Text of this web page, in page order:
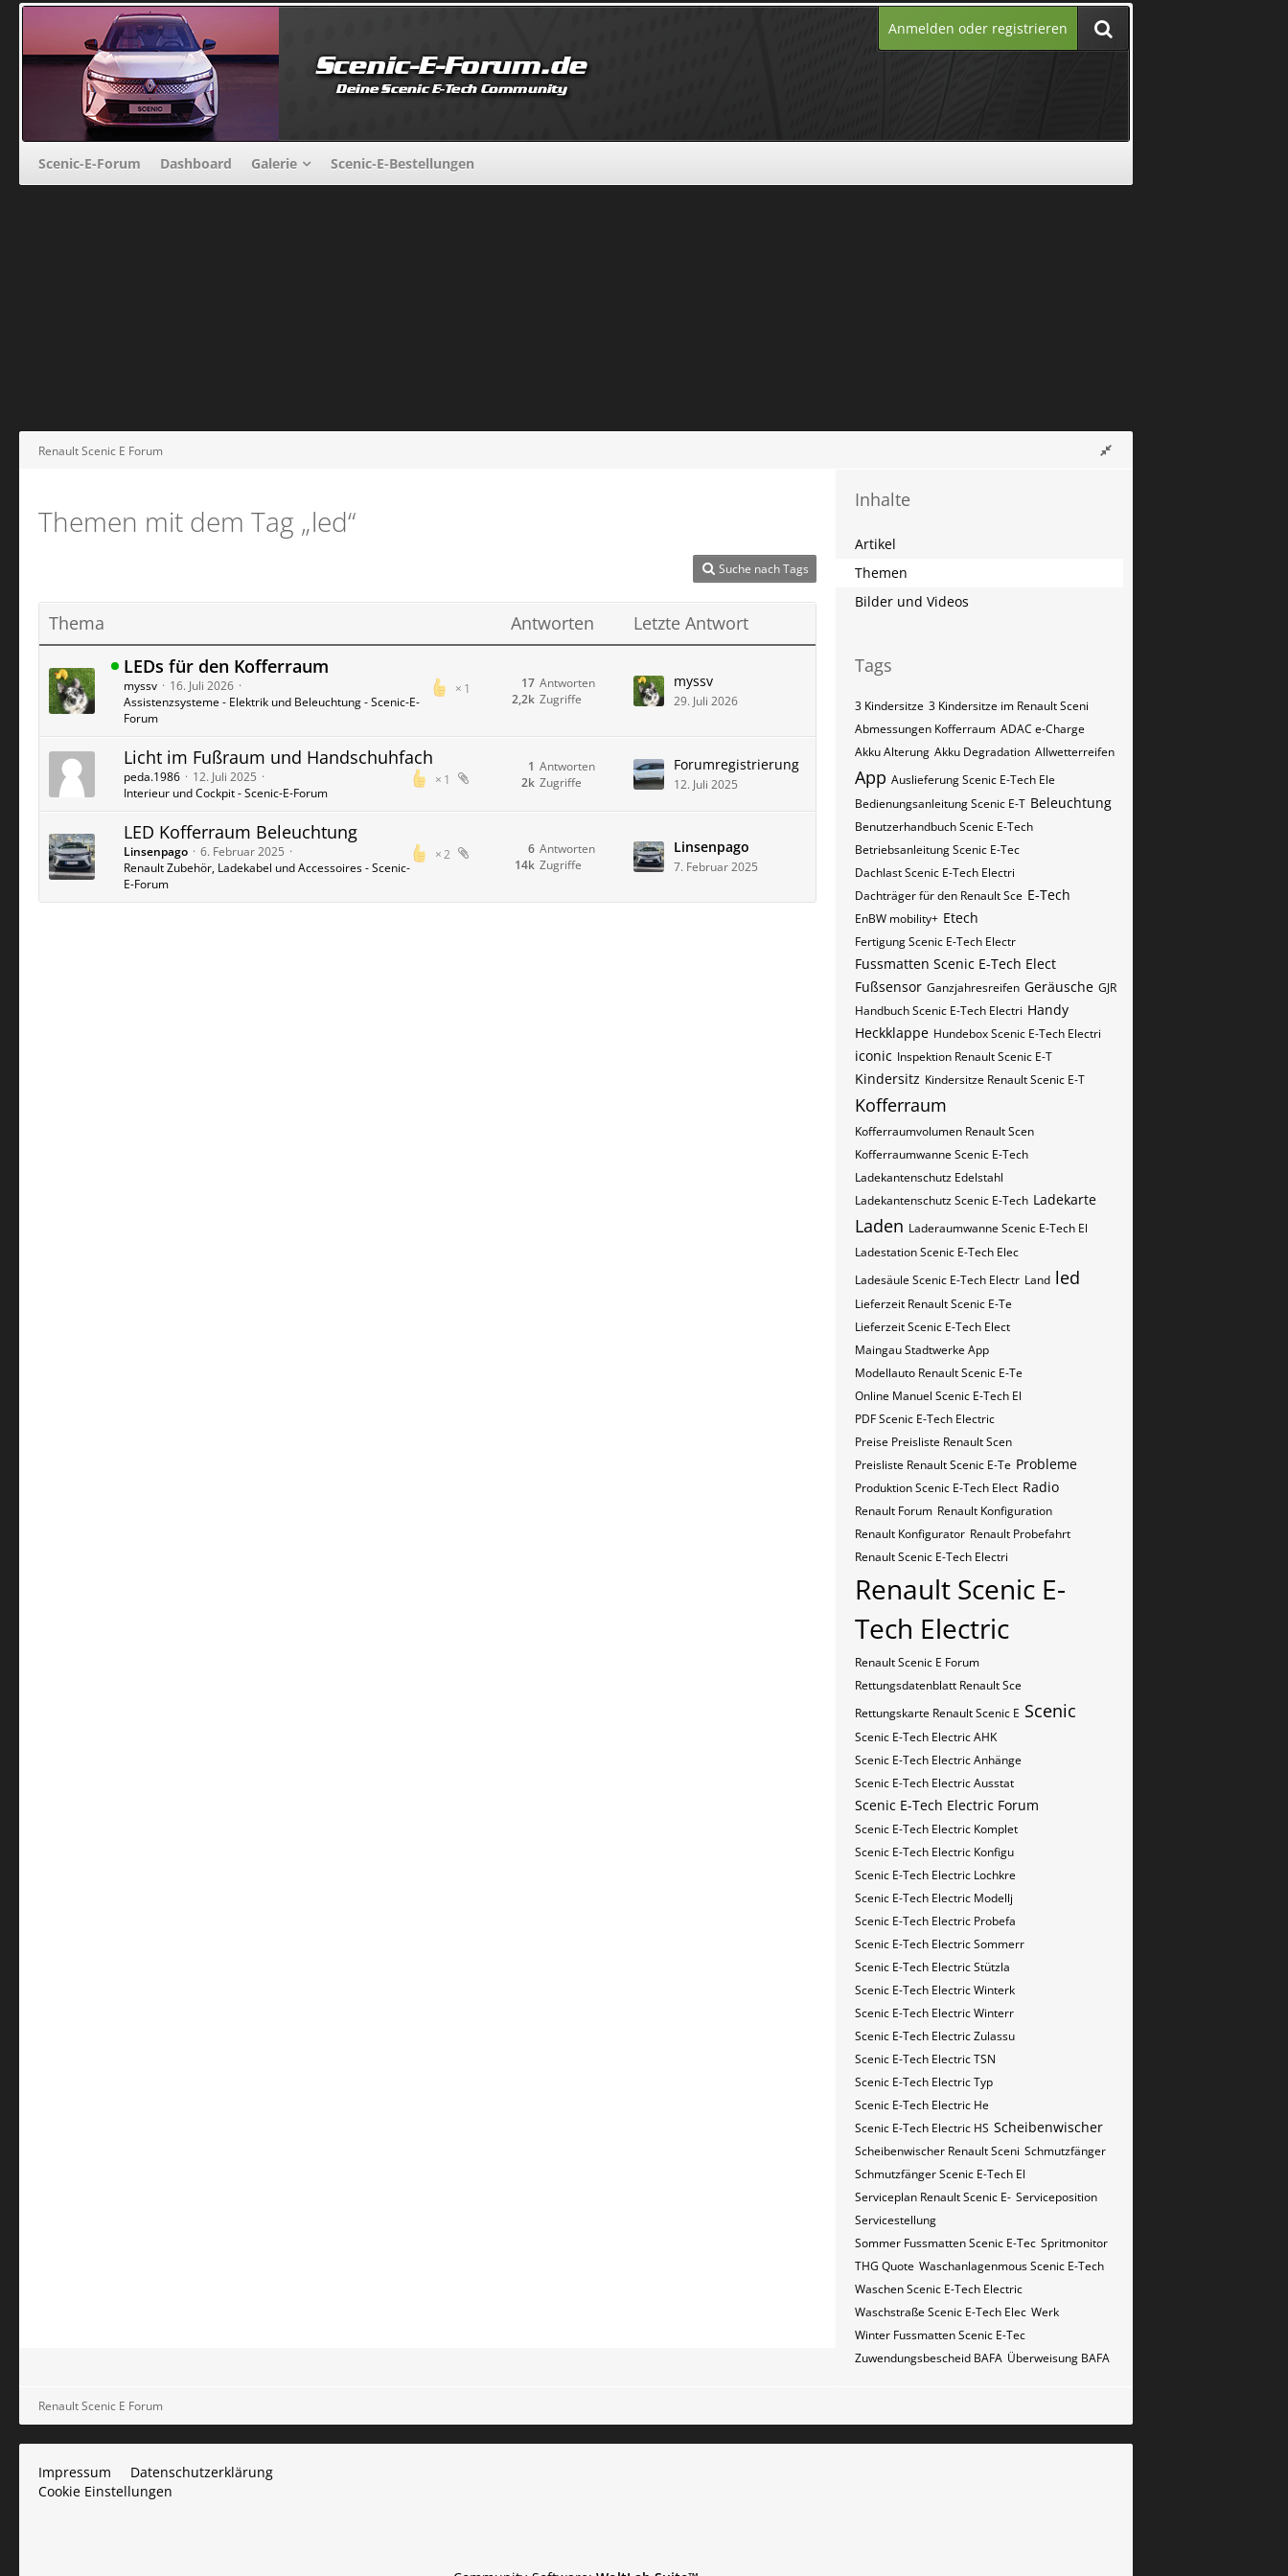
Anmelden oder registrieren
Scenic-E-Forum Dashboard Galerie Scenic-E-Bestellungen
Renault Scenic E Forum
Themen mit dem Tag „led“
Suche nach Tags
Thema Antworten
Letzte Antwort
LEDs für den Kofferraum
1
myssv
16. Juli 2026
Assistenzsysteme - Elektrik und Beleuchtung - Scenic-E-
Forum
Antworten
17
Zugriffe
2,2k
myssv
29. Juli 2026
Licht im Fußraum und Handschuhfach
1
peda.1986
12. Juli 2025
Interieur und Cockpit - Scenic-E-Forum
Antworten
1
Zugriffe
2k
Forumregistrierung
12. Juli 2025
LED Kofferraum Beleuchtung
2
Linsenpago
6. Februar 2025
Renault Zubehör, Ladekabel und Accessoires - Scenic-
E-Forum
Antworten
6
Zugriffe
14k
Linsenpago
7. Februar 2025
Inhalte
Artikel
Themen
Bilder und Videos
Tags
3 Kindersitze 3 Kindersitze im Renault Sceni
Abmessungen Kofferraum ADAC e-Charge
Akku Alterung Akku Degradation Allwetterreifen
App Auslieferung Scenic E-Tech Ele
Bedienungsanleitung Scenic E-T Beleuchtung
Benutzerhandbuch Scenic E-Tech
Betriebsanleitung Scenic E-Tec
Dachlast Scenic E-Tech Electri
Dachträger für den Renault Sce E-Tech
EnBW mobility+ Etech
Fertigung Scenic E-Tech Electr
Fussmatten Scenic E-Tech Elect
Fußsensor Ganzjahresreifen Geräusche GJR
Handbuch Scenic E-Tech Electri Handy
Heckklappe Hundebox Scenic E-Tech Electri
iconic Inspektion Renault Scenic E-T
Kindersitz Kindersitze Renault Scenic E-T
Kofferraum
Kofferraumvolumen Renault Scen
Kofferraumwanne Scenic E-Tech
Ladekantenschutz Edelstahl
Ladekantenschutz Scenic E-Tech Ladekarte
Laden Laderaumwanne Scenic E-Tech El
Ladestation Scenic E-Tech Elec
Ladesäule Scenic E-Tech Electr Land led
Lieferzeit Renault Scenic E-Te
Lieferzeit Scenic E-Tech Elect
Maingau Stadtwerke App
Modellauto Renault Scenic E-Te
Online Manuel Scenic E-Tech El
PDF Scenic E-Tech Electric
Preise Preisliste Renault Scen
Preisliste Renault Scenic E-Te Probleme
Produktion Scenic E-Tech Elect Radio
Renault Forum Renault Konfiguration
Renault Konfigurator Renault Probefahrt
Renault Scenic E-Tech Electri
Renault Scenic E-
Tech Electric
Renault Scenic E Forum
Rettungsdatenblatt Renault Sce
Rettungskarte Renault Scenic E Scenic
Scenic E-Tech Electric AHK
Scenic E-Tech Electric Anhänge
Scenic E-Tech Electric Ausstat
Scenic E-Tech Electric Forum
Scenic E-Tech Electric Komplet
Scenic E-Tech Electric Konfigu
Scenic E-Tech Electric Lochkre
Scenic E-Tech Electric Modellj
Scenic E-Tech Electric Probefa
Scenic E-Tech Electric Sommerr
Scenic E-Tech Electric Stützla
Scenic E-Tech Electric Winterk
Scenic E-Tech Electric Winterr
Scenic E-Tech Electric Zulassu
Scenic E-Tech Electric​​​​ TSN
Scenic E-Tech Electric​​​​ Typ
Scenic E-Tech Electric​​​​​ He
Scenic E-Tech Electric​​​​​ HS Scheibenwischer
Scheibenwischer Renault​ Sceni Schmutzfänger
Schmutzfänger Scenic E-Tech El
Serviceplan Renault Scenic E- Serviceposition
Servicestellung
Sommer Fussmatten Scenic E-Tec Spritmonitor
THG Quote Waschanlagenmous Scenic E-Tech
Waschen Scenic E-Tech Electric
Waschstraße Scenic E-Tech Elec Werk
Winter Fussmatten Scenic E-Tec
Zuwendungsbescheid BAFA Überweisung BAFA
Renault Scenic E Forum
Impressum
Datenschutzerklärung
Cookie Einstellungen